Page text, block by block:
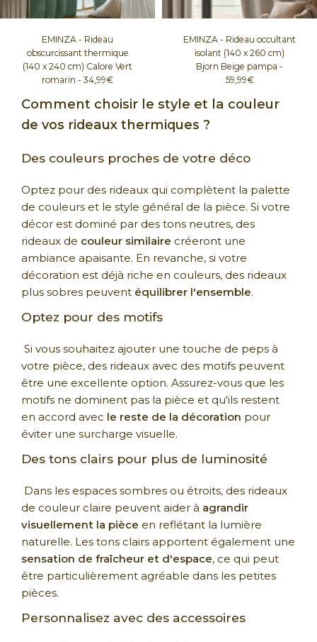
EMINZA - Rideau
obscurcissant thermique
(140 x 240 cm) Calore Vert
romarin - 34,99€
EMINZA - Rideau occultant
isolant (140 x 260 cm)
Bjorn Beige pampa -
59,99€
Comment choisir le style et la couleur
de vos rideaux thermiques ?
Des couleurs proches de votre déco
Optez pour des rideaux qui complètent la palette
de couleurs et le style général de la pièce. Si votre
décor est dominé par des tons neutres, des
rideaux de couleur similaire créeront une
ambiance apaisante. En revanche, si votre
décoration est déjà riche en couleurs, des rideaux
plus sobres peuvent équilibrer l'ensemble.
Optez pour des motifs
Si vous souhaitez ajouter une touche de peps à
votre pièce, des rideaux avec des motifs peuvent
être une excellente option. Assurez-vous que les
motifs ne dominent pas la pièce et qu'ils restent
en accord avec le reste de la décoration pour
éviter une surcharge visuelle.
Des tons clairs pour plus de luminosité
Dans les espaces sombres ou étroits, des rideaux
de couleur claire peuvent aider à agrandir
visuellement la pièce en reflétant la lumière
naturelle. Les tons clairs apportent également une
sensation de fraîcheur et d'espace, ce qui peut
être particulièrement agréable dans les petites
pièces.
Personnalisez avec des accessoires